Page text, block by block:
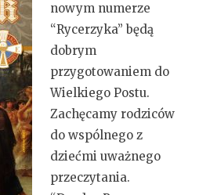
nowym numerze
“Rycerzyka” będą
dobrym
przygotowaniem do
Wielkiego Postu.
Zachęcamy rodziców
do wspólnego z
dziećmi uważnego
przeczytania.